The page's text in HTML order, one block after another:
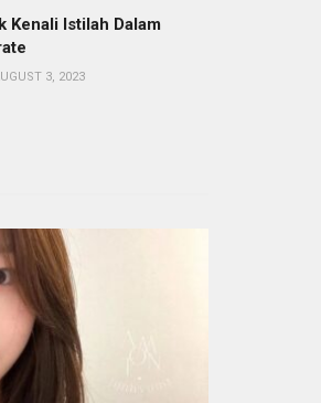
Kenali Istilah Dalam
3, 2023